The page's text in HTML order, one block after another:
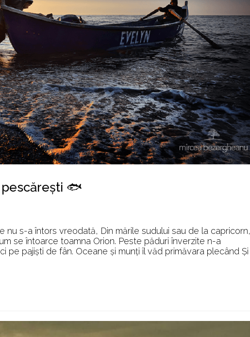
🐟
nu s-a întors vreodată, Din mările sudului sau de la capricorn,
se întoarce toamna Orion. Peste păduri înverzite n-a
pe pajişti de fân. Oceane şi munţi îl văd primăvara plecând Şi